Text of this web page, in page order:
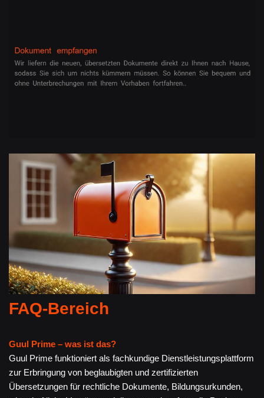
FAQ-Bereich
Guul Prime – was ist das?
Guul Prime funktioniert als fachkundige Dienstleistungsplattform
zur Erbringung von beglaubigten und zertifizierten
Übersetzungen für rechtliche Dokumente, Bildungsurkunden,